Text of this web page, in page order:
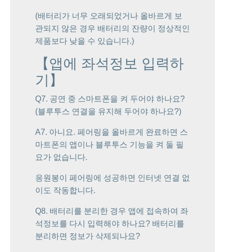
(배터리가 너무 오래되었거나 올바르게 보
관되지 않은 경우 배터리의 잔량이 정상적인
제품보다 낮을 수 있습니다.)
【앱에 좌석정보 입력하
기】
Q7. 공연 중 스마트폰을 켜 두어야 하나요?
(블루투스 연결을 유지해 두어야 하나요?)
A7. 아니요. 페어링을 올바르게 완료하면 스
마트폰의 앱이나 블루투스 기능을 켜 둘 필
요가 없습니다.
응원봉이 페어링에 성공하면 인터넷 연결 없
이도 작동합니다.
Q8. 배터리를 분리한 경우 앱에 접속하여 좌
석정보를 다시 입력해야 하나요? 배터리를
분리하면 정보가 삭제되나요?